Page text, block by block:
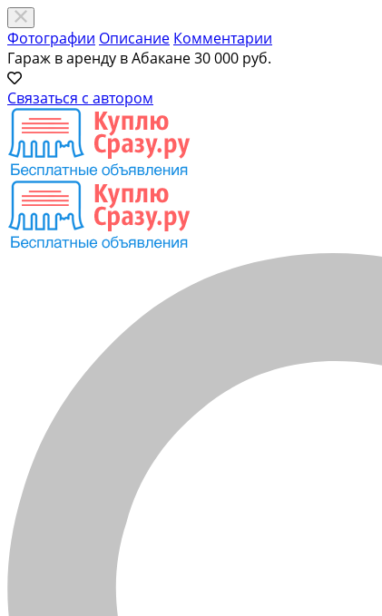
Фотографии Описание Комментарии
Гараж в аренду в Абакане30 000 руб.
Связаться с автором